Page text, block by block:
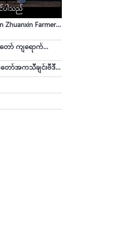
ပါသည်
"ရတနာနေရာ" - Daguan Zhuanxin Farmers Market
ယခုနှစ် ဂန်းမာ သင်္ကြန်ပွဲတော် ကျရောက်တော့မည်ဖြစ်ပါသည်။ ဓါတ်ပုံလှလှလေးတွေကို အတူတူခံစားကြည့်ရအောင်။
"Oh Dika Oh Dika..." ဂန်းမာသင်္ကြန်ပွဲတော်အကသီချင်းဗီဒီယိုကတော့ ဒီနှစ်မှာ အားလုံးစောင့်မျှော်နေကြတဲ့ သီချင်းလေး ထွက်ရှိလာပြီဖြစ်ပါသည်။